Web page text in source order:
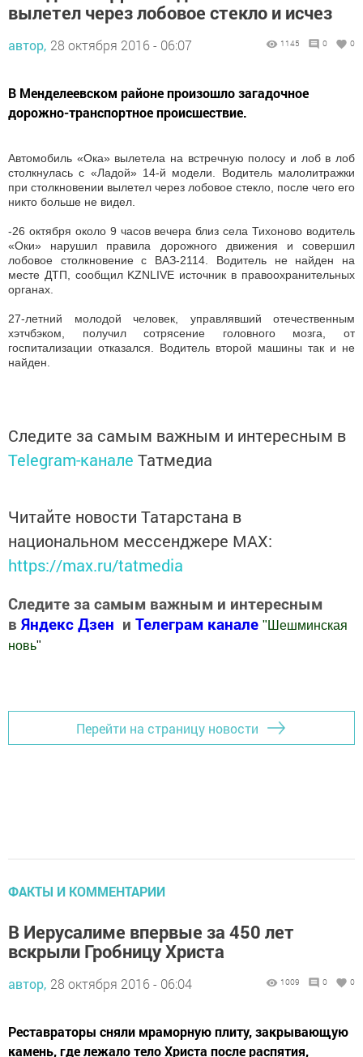
вылетел через лобовое стекло и исчез
автор, 28 октября 2016 - 06:07 1145 0 0
В Менделеевском районе произошло загадочное
дорожно-транспортное происшествие.
Автомобиль «Ока» вылетела на встречную полосу и лоб в лоб
столкнулась с «Ладой» 14-й модели. Водитель малолитражки
при столкновении вылетел через лобовое стекло, после чего его
никто больше не видел.
-26 октября около 9 часов вечера близ села Тихоново водитель
«Оки» нарушил правила дорожного движения и совершил
лобовое столкновение с ВАЗ-2114. Водитель не найден на
месте ДТП, сообщил KZNLIVE источник в правоохранительных
органах.
27-летний молодой человек, управлявший отечественным
хэтчбэком, получил сотрясение головного мозга, от
госпитализации отказался. Водитель второй машины так и не
найден.
Следите за самым важным и интересным в
Telegram-канале Татмедиа
Читайте новости Татарстана в
национальном мессенджере MАХ:
https://max.ru/tatmedia
Следите за самым важным и интересным
в Яндекс Дзен и Телеграм канале " Шешминская
новь"
Перейти на страницу новости
ФАКТЫ И КОММЕНТАРИИ
В Иерусалиме впервые за 450 лет
вскрыли Гробницу Христа
автор, 28 октября 2016 - 06:04 1009 0 0
Реставраторы сняли мраморную плиту, закрывающую
камень, где лежало тело Христа после распятия,